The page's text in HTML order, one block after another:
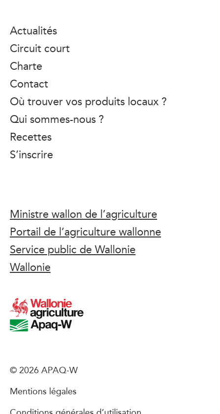
Actualités
Circuit court
Charte
Contact
Où trouver vos produits locaux ?
Qui sommes-nous ?
Recettes
S’inscrire
Ministre wallon de l’agriculture
Portail de l’agriculture wallonne
Service public de Wallonie
Wallonie
© 2026 APAQ-W
Mentions légales